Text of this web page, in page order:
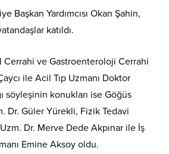
Başkan Yardımcısı Okan Şahin,
katıldı.
ve Gastroenteroloji Cerrahi
ile Acil Tıp Uzmanı Doktor
söyleşinin konukları ise Göğüs
Dr. Güler Yürekli, Fizik Tedavi
Dr. Merve Dede Akpınar ile İş
Emine Aksoy oldu.